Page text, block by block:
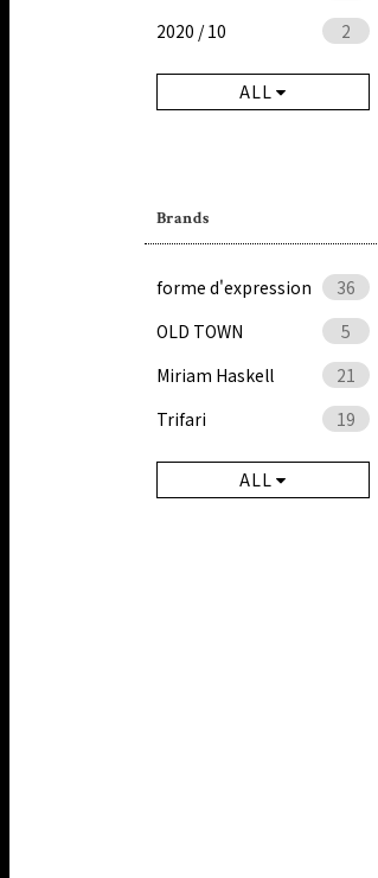
2020 / 10
2
ALL
Brands
forme d'expression
36
OLD TOWN
5
Miriam Haskell
21
Trifari
19
ALL